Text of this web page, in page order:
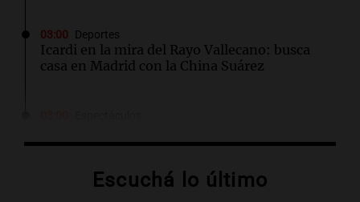
03:00 Deportes
Icardi en la mira del Rayo Vallecano: busca
casa en Madrid con la China Suárez
China Suárez se muda a Madrid
Escuchá lo último